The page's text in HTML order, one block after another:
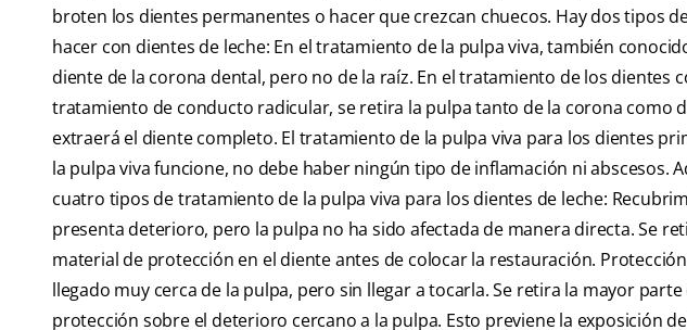
broten los dientes permanentes o hacer que crezcan chuecos. Hay dos tipos
hacer con dientes de leche: En el tratamiento de la pulpa viva, también
diente de la corona dental, pero no de la raíz. En el tratamiento de los dientes
tratamiento de conducto radicular, se retira la pulpa tanto de la corona como
extraerá el diente completo. El tratamiento de la pulpa viva para los dientes
la pulpa viva funcione, no debe haber ningún tipo de inflamación ni abscesos.
cuatro tipos de tratamiento de la pulpa viva para los dientes de leche:
presenta deterioro, pero la pulpa no ha sido afectada de manera directa. Se
material de protección en el diente antes de colocar la restauración.
llegado muy cerca de la pulpa, pero sin llegar a tocarla. Se retira la mayor
protección sobre el deterioro cercano a la pulpa. Esto previene la exposición